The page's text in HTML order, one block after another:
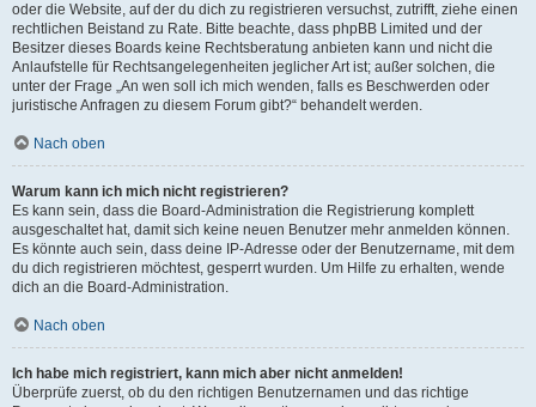
oder die Website, auf der du dich zu registrieren versuchst, zutrifft, ziehe einen
rechtlichen Beistand zu Rate. Bitte beachte, dass phpBB Limited und der
Besitzer dieses Boards keine Rechtsberatung anbieten kann und nicht die
Anlaufstelle für Rechtsangelegenheiten jeglicher Art ist; außer solchen, die
unter der Frage „An wen soll ich mich wenden, falls es Beschwerden oder
juristische Anfragen zu diesem Forum gibt?“ behandelt werden.
Nach oben
Warum kann ich mich nicht registrieren?
Es kann sein, dass die Board-Administration die Registrierung komplett
ausgeschaltet hat, damit sich keine neuen Benutzer mehr anmelden können.
Es könnte auch sein, dass deine IP-Adresse oder der Benutzername, mit dem
du dich registrieren möchtest, gesperrt wurden. Um Hilfe zu erhalten, wende
dich an die Board-Administration.
Nach oben
Ich habe mich registriert, kann mich aber nicht anmelden!
Überprüfe zuerst, ob du den richtigen Benutzernamen und das richtige